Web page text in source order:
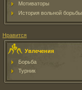
Мотиваторы
История вольной борьбы
Нравится
Увлечения
Борьба
Турник